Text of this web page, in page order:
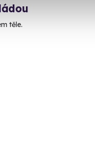
těle.